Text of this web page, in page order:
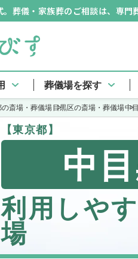
葬儀・家族葬のご相談は、専門
葬儀場を探す
斎場・葬儀場目黒区の斎場・葬儀場中
【東京都】
中
利用しや
場